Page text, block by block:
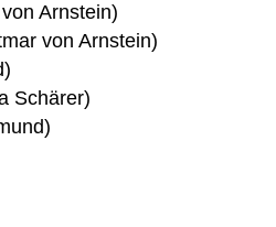
Arnstein)
von Arnstein)
Schärer)